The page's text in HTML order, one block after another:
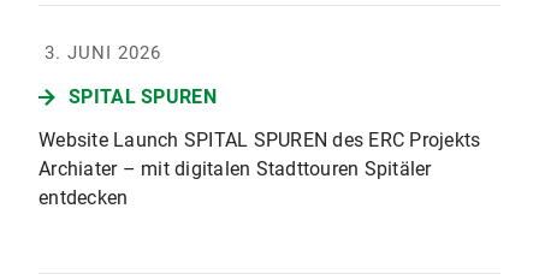
3. JUNI 2026
SPITAL SPUREN
Website Launch SPITAL SPUREN des ERC Projekts
Archiater – mit digitalen Stadttouren Spitäler
entdecken